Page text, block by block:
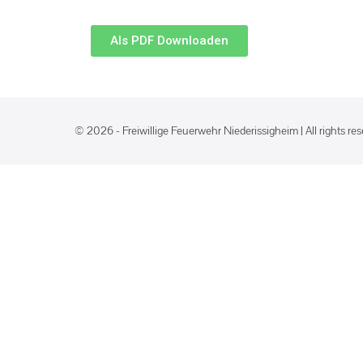
Als PDF Downloaden
© 2026 - Freiwillige Feuerwehr Niederissigheim | All rights